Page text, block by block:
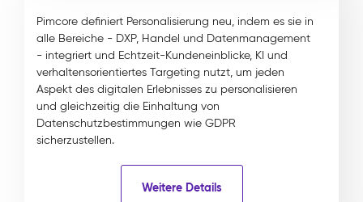
Pimcore definiert Personalisierung neu, indem es sie in
alle Bereiche - DXP, Handel und Datenmanagement
- integriert und Echtzeit-Kundeneinblicke, KI und
verhaltensorientiertes Targeting nutzt, um jeden
Aspekt des digitalen Erlebnisses zu personalisieren
und gleichzeitig die Einhaltung von
Datenschutzbestimmungen wie GDPR
sicherzustellen.
Weitere Details